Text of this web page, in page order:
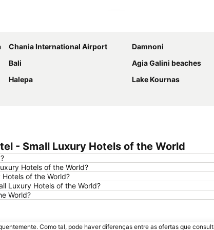
Chania International Airport
Damnoni
Bali
Agia Galini beaches
Halepa
Lake Kournas
- Small Luxury Hotels of the World
Hotels of the World?
of the World?
Luxury Hotels of the World?
World?
Como tal, pode haver diferenças entre as ofertas que